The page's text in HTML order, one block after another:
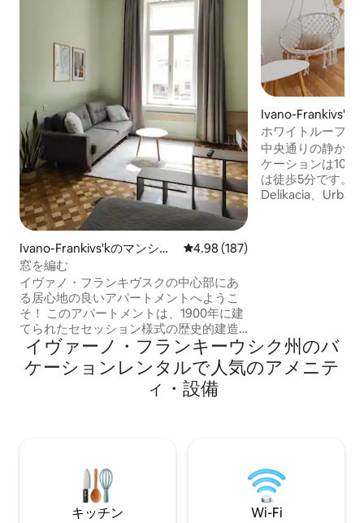
Ivano-Frankivs'kのマンショ
ン・アパート
レビュー187件、5つ星中4.98つ
4.98 (187)
窓を編む
イヴァノ・フランキヴスクの中心部にあ
る居心地の良いアパートメントへようこ
そ！ このアパートメントは、1900年に建
てられたセセッション様式の歴史的建造
物の中で、快適さとモダンなスタイルを
兼ね備えています。整形外科用マットレ
スを備えた快適な寝室からは、ストメト
リフカ川の景色が一望できます。ポトツ
乾燥機能付き洗濯機、停電時も使えるWi-
Fi、充電ステーションが備わっています。
カップル、一人旅、または少人数の家族
連れに最適です。
Ivano-Frankivs'k
ン・アパート
ホワイトルーフの
中央通りの静かな
ケーションは100
は徒歩5分です。 カフェ：Desyatka、
Delikacia、Urban
計9部屋
イヴァーノ・フランキーウシク州のバ
ケーションレンタルで人気のアメニテ
ィ・設備
キッチン Wi-Fi